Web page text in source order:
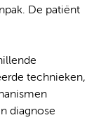
De patiënt
technieken,
diagnose